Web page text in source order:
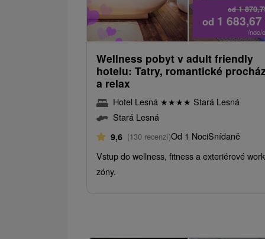
od1
od 1 683,67
/noc/
Wellness pobyt v adult friendly
hotelu: Tatry, romantické
a relax
Hotel Lesná ★★★★ Stará Lesná
Stará Lesná
9,6 (130 recenzí)Od 1 NociSnídaně
Vstup do wellness, fitness a exteriérové
zóny.